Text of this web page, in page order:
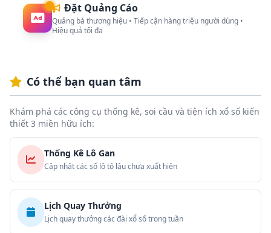
Đặt Quảng Cáo
Quảng bá thương hiệu • Tiếp cận hàng triệu người dùng •
Hiệu quả tối đa
Có thể bạn quan tâm
Khám phá các công cụ thống kê, soi cầu và tiện ích xổ số kiến
thiết 3 miền hữu ích:
Thống Kê Lô Gan
Cập nhật các số lô tô lâu chưa xuất hiện
Lịch Quay Thưởng
Lịch quay thưởng các đài xổ số trong tuần